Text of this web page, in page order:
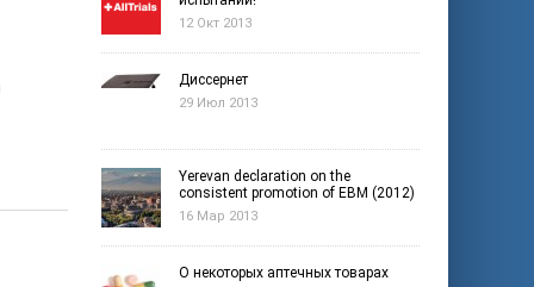
12 Окт 2013
Диссернет
29 Июл 2013
Yerevan declaration on the
consistent promotion of EBM (2012)
16 Мар 2013
О некоторых аптечных товарах